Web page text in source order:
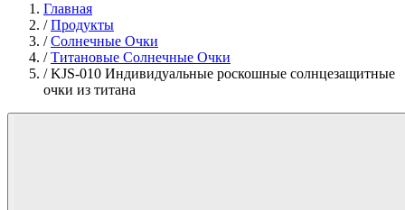
Главная
/Продукты
/Солнечные Очки
/Титановые Солнечные Очки
/KJS-010 Индивидуальные роскошные солнцезащитные
очки из титана